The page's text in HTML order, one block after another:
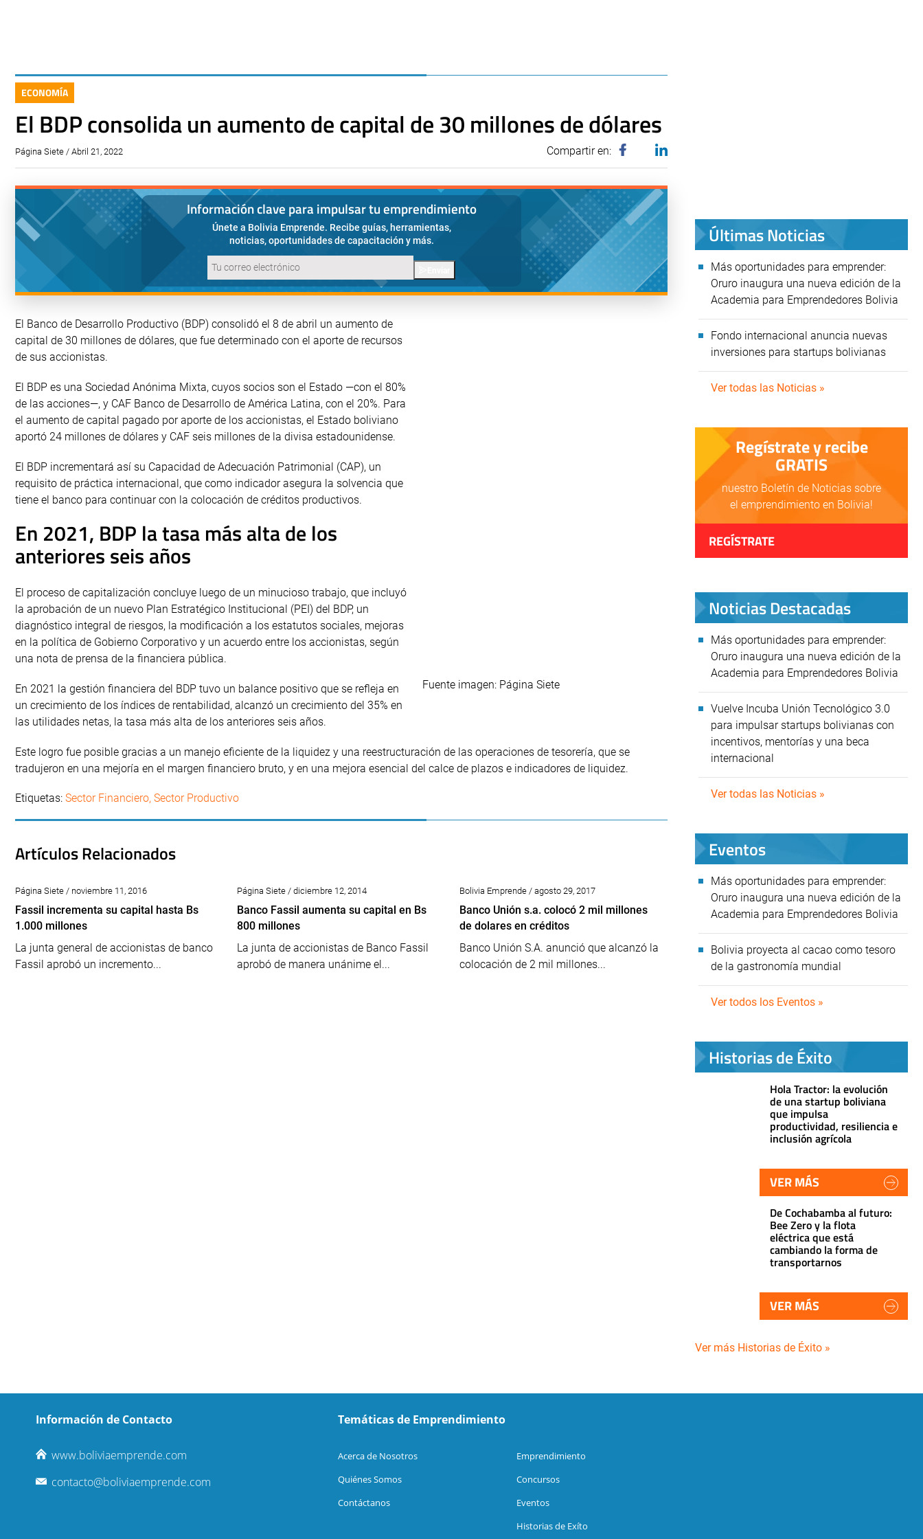
ECONOMÍA
El BDP consolida un aumento de capital de 30 millones de dólares
Página Siete / Abril 21, 2022 Compartir en:
Información clave para impulsar tu emprendimiento
Únete a Bolivia Emprende. Recibe guías, herramientas,
noticias, oportunidades de capacitación y más.
Fuente imagen: Página Siete
El Banco de Desarrollo Productivo (BDP) consolidó el 8 de abril un aumento de
capital de 30 millones de dólares, que fue determinado con el aporte de recursos
de sus accionistas.
El BDP es una Sociedad Anónima Mixta, cuyos socios son el Estado —con el 80%
de las acciones—, y CAF Banco de Desarrollo de América Latina, con el 20%. Para
el aumento de capital pagado por aporte de los accionistas, el Estado boliviano
aportó 24 millones de dólares y CAF seis millones de la divisa estadounidense.
El BDP incrementará así su Capacidad de Adecuación Patrimonial (CAP), un
requisito de práctica internacional, que como indicador asegura la solvencia que
tiene el banco para continuar con la colocación de créditos productivos.
En 2021, BDP la tasa más alta de los
anteriores seis años
El proceso de capitalización concluye luego de un minucioso trabajo, que incluyó
la aprobación de un nuevo Plan Estratégico Institucional (PEI) del BDP, un
diagnóstico integral de riesgos, la modificación a los estatutos sociales, mejoras
en la política de Gobierno Corporativo y un acuerdo entre los accionistas, según
una nota de prensa de la financiera pública.
En 2021 la gestión financiera del BDP tuvo un balance positivo que se refleja en
un crecimiento de los índices de rentabilidad, alcanzó un crecimiento del 35% en
las utilidades netas, la tasa más alta de los anteriores seis años.
Este logro fue posible gracias a un manejo eficiente de la liquidez y una reestructuración de las operaciones de tesorería, que se
tradujeron en una mejoría en el margen financiero bruto, y en una mejora esencial del calce de plazos e indicadores de liquidez.
Etiquetas: Sector Financiero, Sector Productivo
Artículos Relacionados
Página Siete / noviembre 11, 2016
Fassil incrementa su capital hasta Bs
1.000 millones
La junta general de accionistas de banco
Fassil aprobó un incremento...
Página Siete / diciembre 12, 2014
Banco Fassil aumenta su capital en Bs
800 millones
La junta de accionistas de Banco Fassil
aprobó de manera unánime el...
Bolivia Emprende / agosto 29, 2017
Banco Unión s.a. colocó 2 mil millones
de dolares en créditos
Banco Unión S.A. anunció que alcanzó la
colocación de 2 mil millones...
Últimas Noticias
Más oportunidades para emprender:
Oruro inaugura una nueva edición de la
Academia para Emprendedores Bolivia
Fondo internacional anuncia nuevas
inversiones para startups bolivianas
Ver todas las Noticias »
Regístrate y recibe
GRATIS
nuestro Boletín de Noticias sobre
el emprendimiento en Bolivia!
REGÍSTRATE
Noticias Destacadas
Más oportunidades para emprender:
Oruro inaugura una nueva edición de la
Academia para Emprendedores Bolivia
Vuelve Incuba Unión Tecnológico 3.0
para impulsar startups bolivianas con
incentivos, mentorías y una beca
internacional
Ver todas las Noticias »
Eventos
Más oportunidades para emprender:
Oruro inaugura una nueva edición de la
Academia para Emprendedores Bolivia
Bolivia proyecta al cacao como tesoro
de la gastronomía mundial
Ver todos los Eventos »
Historias de Éxito
Hola Tractor: la evolución
de una startup boliviana
que impulsa
productividad, resiliencia e
inclusión agrícola
VER MÁS
De Cochabamba al futuro:
Bee Zero y la flota
eléctrica que está
cambiando la forma de
transportarnos
VER MÁS
Ver más Historias de Éxito »
Información de Contacto
www.boliviaemprende.com
contacto@boliviaemprende.com
Temáticas de Emprendimiento
Acerca de Nosotros
Quiénes Somos
Contáctanos
Emprendimiento
Concursos
Eventos
Historias de Exíto